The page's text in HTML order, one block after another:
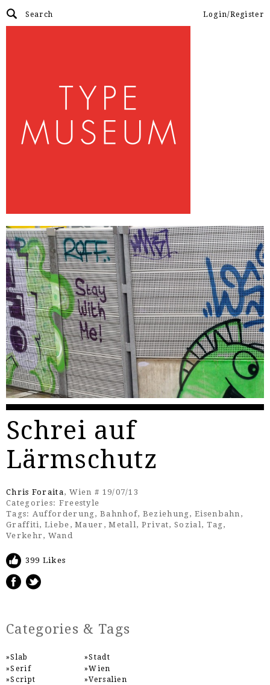
Login/Register
Schrei auf
Lärmschutz
Chris Foraita, Wien # 19/07/13
Categories: Freestyle
Tags: Aufforderung,Bahnhof, Beziehung,Eisenbahn ,
Graffiti,Liebe ,Mauer ,Metall, Privat,Sozial, Tag,
Verkehr , Wand
399 Likes
Categories & Tags
Slab
Serif
Script
Stadt
Wien
Versalien